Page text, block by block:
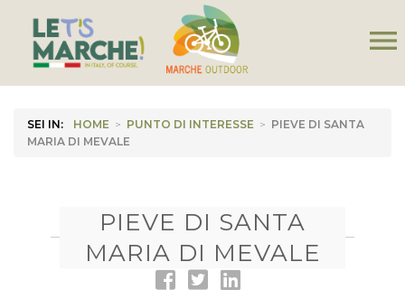
menu
SEI IN: HOME > PUNTO DI INTERESSE > PIEVE DI SANTA
MARIA DI MEVALE
PIEVE DI SANTA
MARIA DI MEVALE